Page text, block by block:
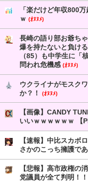
「楽だけど年収800
ｗ (ｵﾇﾇﾒ)
長崎の語り部お爺ち
爆を持たないと負け
（85）も中学生に「
問われ危機感 (ｵﾇﾇﾒ)
ウクライナがモスク
か？！
(ｵﾇﾇﾒ)
【画像】CANDY
いいｗｗｗｗｗｗ 【
【速報】中比スカボ
さかのこっち擁護で
【悲報】高市政権の
党議員が全て判明！